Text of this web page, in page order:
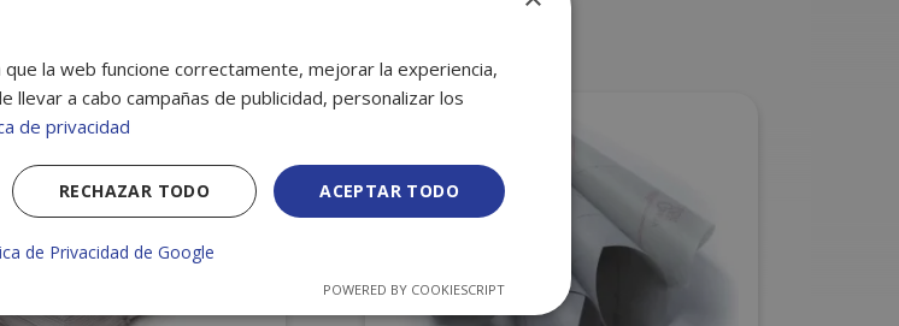
la web funcione correctamente, mejorar la experiencia,
llevar a cabo campañas de publicidad, personalizar los
de privacidad
ACEPTAR TODO
RECHAZAR TODO
de Privacidad de Google
POWERED BY COOKIESCRIPT